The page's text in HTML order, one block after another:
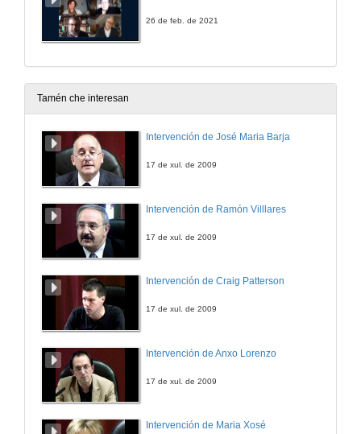
26 de feb. de 2021
Tamén che interesan
Intervención de José Maria Barja
17 de xul. de 2009
Intervención de Ramón Villlares
17 de xul. de 2009
Intervención de Craig Patterson
17 de xul. de 2009
Intervención de Anxo Lorenzo
17 de xul. de 2009
Intervención de Maria Xosé